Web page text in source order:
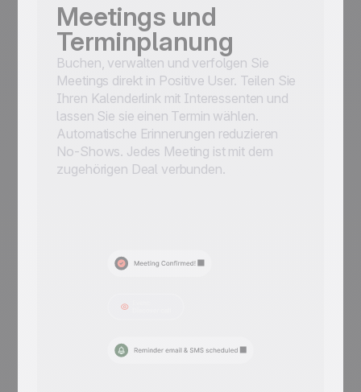
Meetings und
Terminplanung
Buchen, verwalten und verfolgen Sie
Meetings direkt in Positive User. Teilen Sie
Ihren Kalenderlink mit Interessenten und
lassen Sie sie einen Termin wählen.
Automatische Erinnerungen reduzieren
No-Shows. Jedes Meeting ist mit dem
zugehörigen Deal verbunden.